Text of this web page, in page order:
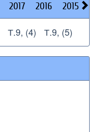
2017 2016 2015
Т.9, (4) Т.9, (5)